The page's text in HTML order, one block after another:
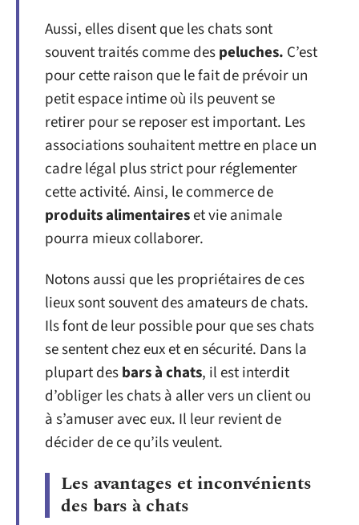
Aussi, elles disent que les chats sont
souvent traités comme despeluches. C’est
pour cette raison que le fait de prévoir un
petit espace intime où ils peuvent se
retirer pour se reposer est important. Les
associations souhaitent mettre en place un
cadre légal plus strict pour réglementer
cette activité. Ainsi, le commerce de
produits alimentaireset vie animale
pourra mieux collaborer.
Notons aussi que les propriétaires de ces
lieux sont souvent des amateurs de chats.
Ils font de leur possible pour que ses chats
se sentent chez eux et en sécurité. Dans la
plupart desbars à chats, il est interdit
d’obliger les chats à aller vers un client ou
à s’amuser avec eux. Il leur revient de
décider de ce qu’ils veulent.
Les avantages et inconvénients
des bars à chats